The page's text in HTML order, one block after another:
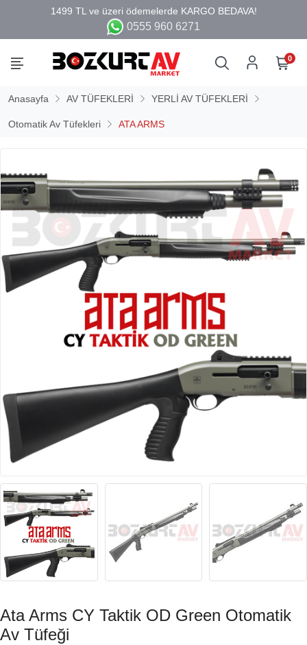
0555 960 6271
0
Anasayfa AV TÜFEKLERİ YERLİ AV TÜFEKLERİ
Otomatik Av Tüfekleri ATA ARMS
Ata Arms CY Taktik OD Green Otomatik
Av Tüfeği